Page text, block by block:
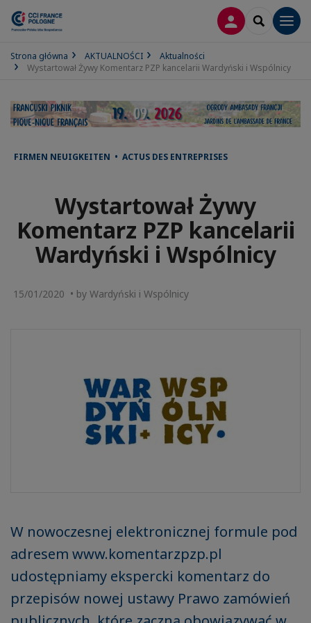
LOGOWANIE
SEARCH
Strona główna AKTUALNOŚCI
Aktualności
Wystartował Żywy Komentarz PZP kancelarii Wardyński i Wspólnicy
FIRMEN NEUIGKEITEN • ACTUS DES ENTREPRISES
Wystartował Żywy
Komentarz PZP kancelarii
Wardyński i Wspólnicy
15/01/2020 • by Wardyński i Wspólnicy
W nowoczesnej elektronicznej formule pod
adresem www.komentarzpzp.pl
udostępniamy ekspercki komentarz do
przepisów nowej ustawy Prawo zamówień